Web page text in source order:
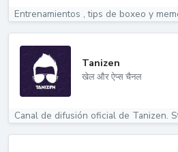
Entrenamientos , tips de boxeo y
Tanizen
खेल और ऐप्स चैनल
Canal de difusión oficial de Tanizen.